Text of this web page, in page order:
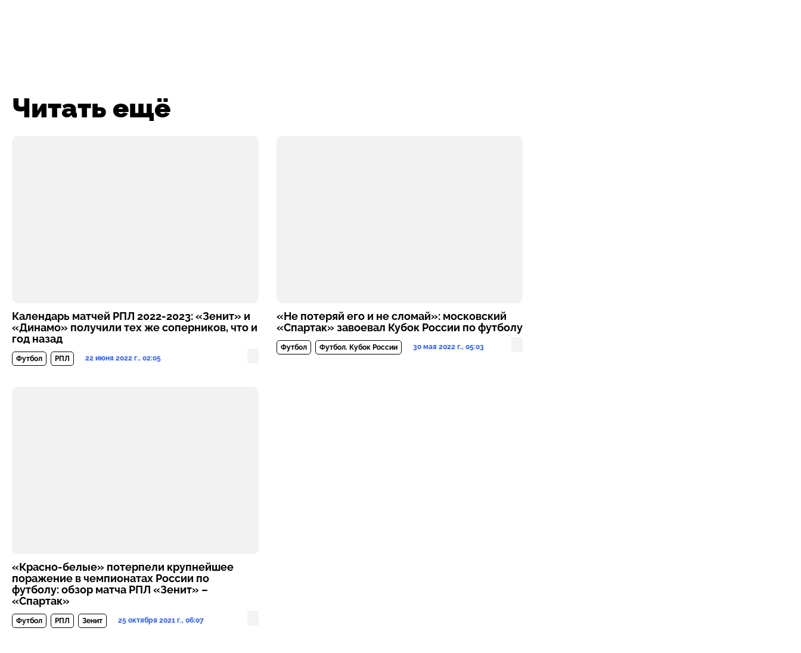
Читать ещё
Календарь матчей РПЛ 2022-2023: «Зенит» и
«Динамо» получили тех же соперников, что и
год назад
Футбол РПЛ 22 июня 2022 г., 02:05
«Не потеряй его и не сломай»: московский
«Спартак» завоевал Кубок России по футболу
Футбол Футбол. Кубок России 30 мая 2022 г., 05:03
«Красно-белые» потерпели крупнейшее
поражение в чемпионатах России по
футболу: обзор матча РПЛ «Зенит» –
«Спартак»
Футбол РПЛ Зенит 25 октября 2021 г., 06:07